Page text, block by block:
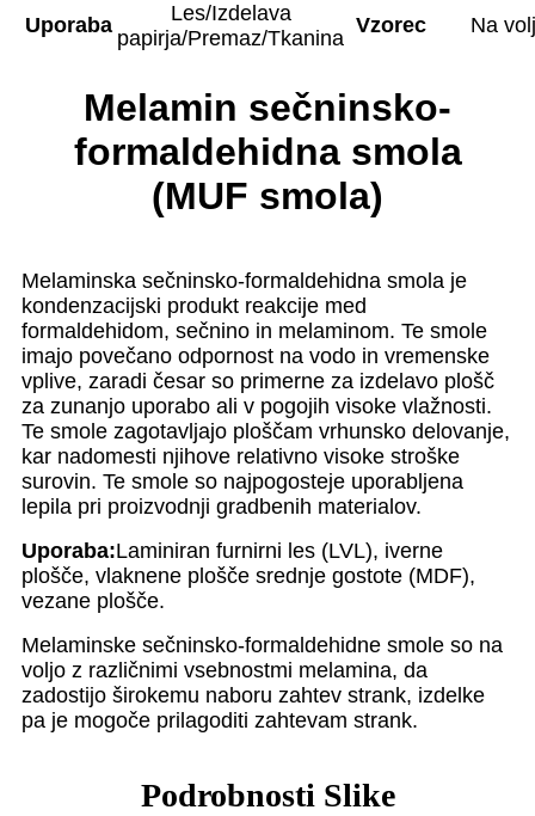
Uporaba
Les/Izdelava
papirja/Premaz/Tkanina
Vzorec Na
Melamin sečninsko-
formaldehidna smola
(MUF smola)
Melaminska sečninsko-formaldehidna smola je
kondenzacijski produkt reakcije med
formaldehidom, sečnino in melaminom. Te smole
imajo povečano odpornost na vodo in vremenske
vplive, zaradi česar so primerne za izdelavo plošč
za zunanjo uporabo ali v pogojih visoke vlažnosti.
Te smole zagotavljajo ploščam vrhunsko delovanje,
kar nadomesti njihove relativno visoke stroške
surovin. Te smole so najpogosteje uporabljena
lepila pri proizvodnji gradbenih materialov.
Uporaba:Laminiran furnirni les (LVL), iverne
plošče, vlaknene plošče srednje gostote (MDF),
vezane plošče.
Melaminske sečninsko-formaldehidne smole so na
voljo z različnimi vsebnostmi melamina, da
zadostijo širokemu naboru zahtev strank, izdelke
pa je mogoče prilagoditi zahtevam strank.
Podrobnosti Slike